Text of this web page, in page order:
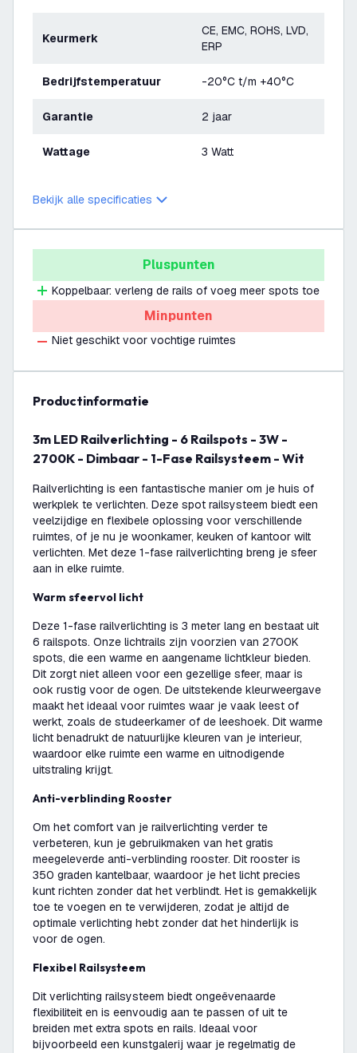
Keurmerk
CE, EMC, ROHS, LVD,
ERP
Bedrijfstemperatuur -20°C t/m +40°C
Garantie 2 jaar
Wattage 3 Watt
Bekijk alle specificaties
Pluspunten
Koppelbaar: verleng de rails of voeg meer spots toe
Minpunten
Niet geschikt voor vochtige ruimtes
productinformatie
3m LED Railverlichting - 6 Railspots - 3W -
2700K - Dimbaar - 1-Fase Railsysteem - Wit
Railverlichting is een fantastische manier om je huis of
werkplek te verlichten. Deze spot railsysteem biedt een
veelzijdige en flexibele oplossing voor verschillende
ruimtes, of je nu je woonkamer, keuken of kantoor wilt
verlichten. Met deze 1-fase railverlichting breng je sfeer
aan in elke ruimte.
Warm sfeervol licht
Deze 1-fase railverlichting is 3 meter lang en bestaat uit
6 railspots. Onze lichtrails zijn voorzien van 2700K
spots, die een warme en aangename lichtkleur bieden.
Dit zorgt niet alleen voor een gezellige sfeer, maar is
ook rustig voor de ogen. De uitstekende kleurweergave
maakt het ideaal voor ruimtes waar je vaak leest of
werkt, zoals de studeerkamer of de leeshoek. Dit warme
licht benadrukt de natuurlijke kleuren van je interieur,
waardoor elke ruimte een warme en uitnodigende
uitstraling krijgt.
Anti-verblinding Rooster
Om het comfort van je railverlichting verder te
verbeteren, kun je gebruikmaken van het gratis
meegeleverde anti-verblinding rooster. Dit rooster is
350 graden kantelbaar, waardoor je het licht precies
kunt richten zonder dat het verblindt. Het is gemakkelijk
toe te voegen en te verwijderen, zodat je altijd de
optimale verlichting hebt zonder dat het hinderlijk is
voor de ogen.
Flexibel Railsysteem
Dit verlichting railsysteem biedt ongeëvenaarde
flexibiliteit en is eenvoudig aan te passen of uit te
breiden met extra spots en rails. Ideaal voor
bijvoorbeeld een kunstgalerij waar je regelmatig de